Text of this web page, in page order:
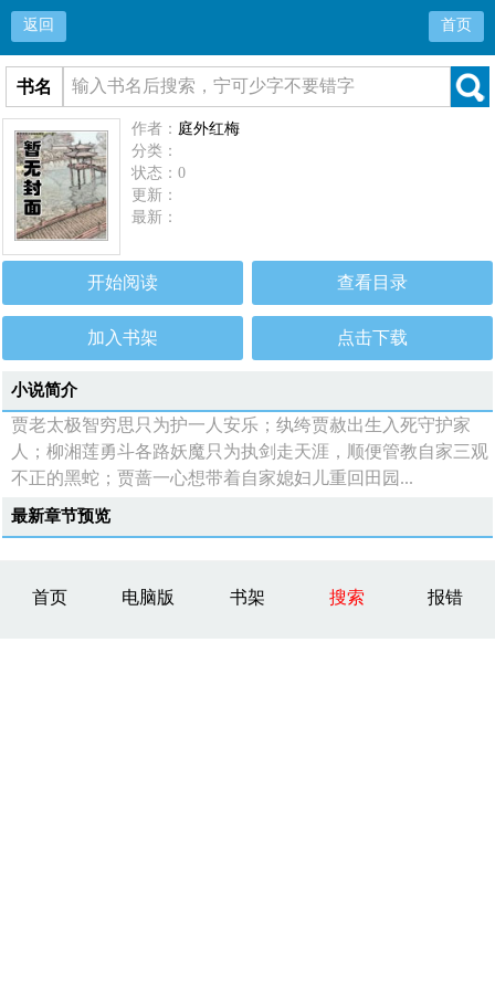
返回 首页
书名
作者： 庭外红梅
分类：
状态：0
更新：
最新：
开始阅读 查看目录
加入书架 点击下载
小说简介
贾老太极智穷思只为护一人安乐；纨绔贾赦出生入死守护家
人；柳湘莲勇斗各路妖魔只为执剑走天涯，顺便管教自家三观
不正的黑蛇；贾蔷一心想带着自家媳妇儿重回田园...
最新章节预览
首页 电脑版 书架 搜索 报错